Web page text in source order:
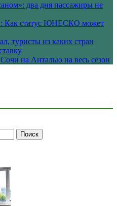
два дня пассажиры не
Как статус ЮНЕСКО может
туристы из каких стран
на Анталью на весь сезон